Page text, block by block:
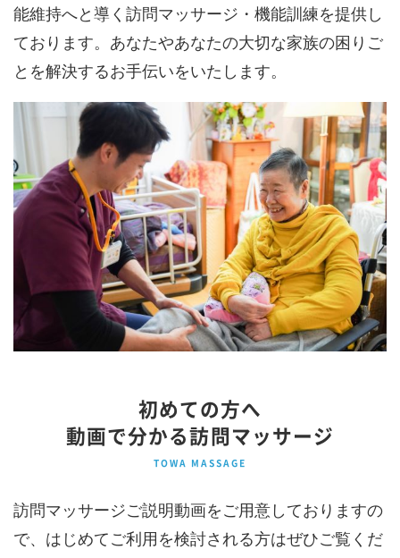
能維持へと導く訪問マッサージ・機能訓練を提供し
ております。あなたやあなたの大切な家族の困りご
とを解決するお手伝いをいたします。
初めての方へ
動画で分かる訪問マッサージ
TOWA MASSAGE
訪問マッサージご説明動画をご用意しておりますの
で、はじめてご利用を検討される方はぜひご覧くだ